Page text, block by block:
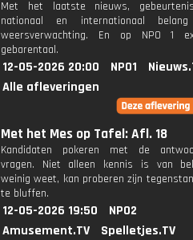
Met het laatste nieuws,
nationaal en internationaal
weersverwachting. En op NPO 1
gebarentaal.
12-05-2026 20:00 NPO1
Alle afleveringen
Met het Mes op Tafel: Afl. 18
Kandidaten pokeren met de
vragen. Niet alleen kennis is van
weinig weet, kan proberen zijn
te bluffen.
12-05-2026 19:50
NPO2
Amusement.TV
Spelletjes.TV